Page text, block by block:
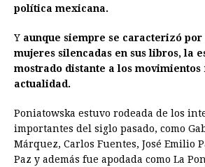
política mexicana.
Y aunque siempre se caracterizó por
mujeres silencadas en sus libros, la
mostrado distante a los movimientos
actualidad.
Poniatowska estuvo rodeada de los
importantes del siglo pasado, como
Márquez, Carlos Fuentes, José Emilio
Paz y además fue apodada como La